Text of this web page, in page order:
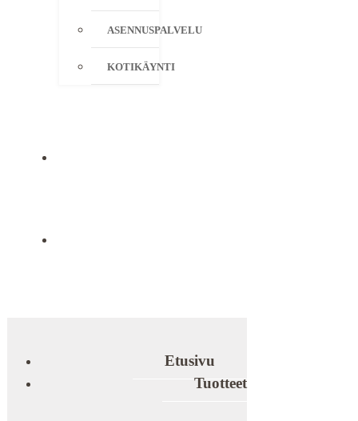
ASENNUSPALVELU
KOTIKÄYNTI
Etusivu
Tuotteet